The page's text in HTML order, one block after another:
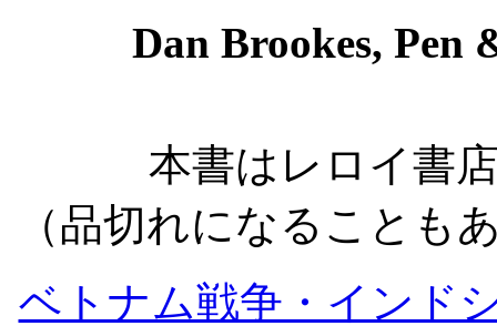
Dan Brookes, Pen
本書はレロイ書
（品切れになることも
ベトナム戦争・インド